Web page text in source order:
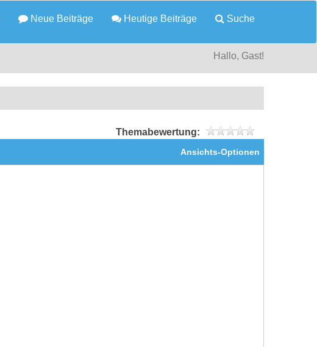
Neue Beiträge Heutige Beiträge Suche
Hallo, Gast!
Themabewertung:
Ansichts-Optionen